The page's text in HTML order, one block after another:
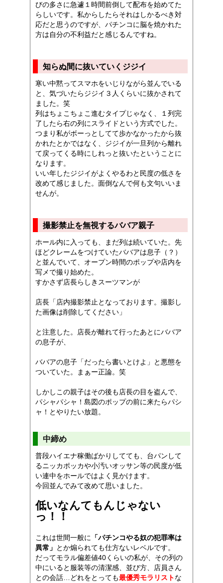
びの多さに急遽１時間前倒して配布を始めてた
らしいです。私からしたらそれはしかるべき対
応だと思うのですが、パチンコに脳を焼かれた
方は自分の不利益だと感じるんですね。
知らぬ間に抜いていくジジイ
寒い中黙ってスマホをいじりながら並んでいる
と、気づいたらジジイ３人くらいに抜かされて
ました。笑
列はちょこちょこ進むタイプじゃなく、１列完
了したら右の列にスライドという方式でした。
つまり私がボーっとしてて歩かなかったから抜
かれたとかではなく、ジジイが一旦列から離れ
て戻ってくる時にしれっと抜いたということに
なります。
いい年したジジイがよくやるわと民度の低さを
改めて感じました。面倒なんで何も文句いいま
せんが。
撮影禁止を無視するババア親子
ホール内に入っても、まだ列は続いていた。先
ほどクレームをつけていたババアは息子（？）
と並んでいて、オープン時間のポップや店内を
写メで撮り始めた。
すかさず店長らしきスーツマンが
店長「店内撮影禁止となっております。撮影し
た画像は削除してください」
と注意した。店長が離れて行ったあとにババア
の息子が、
ババアの息子「だったら書いとけよ」と悪態を
ついていた。まぁー正論。笑
しかしこの親子はその後も店長の目を盗んで、
パシャパシャ！島図のポップの前に来たらパシ
ャ！とやりたい放題。
中締め
普段ハイエナ稼働ばかりしてても、台パンして
るニッカポッカや小汚いオッサン等の民度が低
い連中をホールではよく見かけます。
今回並んでみて改めて思いました。
低いなんてもんじゃない
っ！！
これは世間一般に
「パチンコやる奴の犯罪率は
異常」 とか煽られても仕方ないレベルです。
だってモラル偏差値40くらいの私が、その列の
中にいると服装等の清潔感、並び方、店員さん
との会話…どれをとっても最優秀モラリストな